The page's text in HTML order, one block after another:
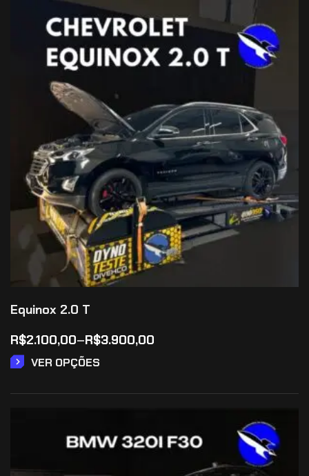
Equinox 2.0 T
R$2.100,00–R$3.900,00
VER OPÇÕES